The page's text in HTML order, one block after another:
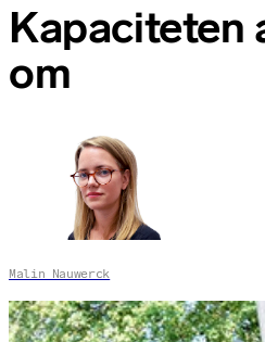
Kapaciteten
om
Malin Nauwerck